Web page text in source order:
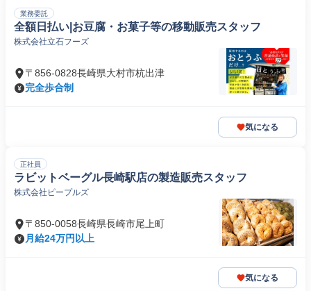
業務委託
全額日払い|お豆腐・お菓子等の移動販売スタッフ
株式会社立石フーズ
〒856-0828長崎県大村市杭出津
完全歩合制
気になる
正社員
ラビットベーグル長崎駅店の製造販売スタッフ
株式会社ピープルズ
〒850-0058長崎県長崎市尾上町
月給24万円以上
気になる